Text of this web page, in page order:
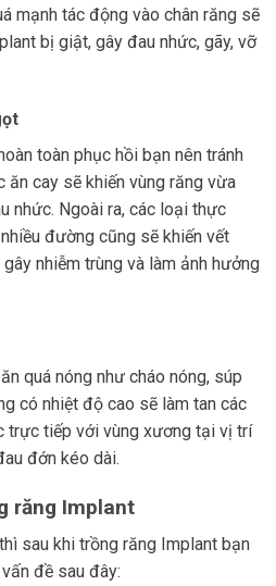
mạnh tác động vào chân răng sẽ
bị giật, gây đau nhức, gãy, vỡ
toàn phục hồi bạn nên tránh
ăn cay sẽ khiến vùng răng vừa
nhức. Ngoài ra, các loại thực
đường cũng sẽ khiến vết
nhiễm trùng và làm ảnh hưởng
quá nóng như cháo nóng, súp
có nhiệt độ cao sẽ làm tan các
trực tiếp với vùng xương tại vị trí
đớn kéo dài.
răng Implant
sau khi trồng răng Implant bạn
đề sau đây: